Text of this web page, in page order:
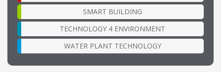
SMART BUILDING
TECHNOLOGY 4 ENVIRONMENT
WATER PLANT TECHNOLOGY